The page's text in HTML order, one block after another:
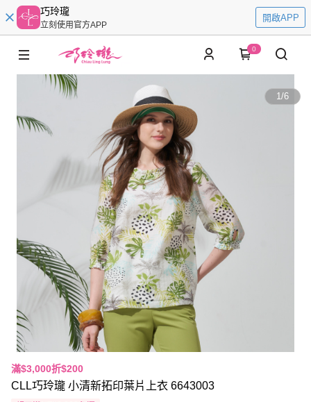
巧玲瓏
立刻使用官方APP
開啟APP
0
1/6
滿$3,000折$200
CLL巧玲瓏 小清新拓印葉片上衣 6643003